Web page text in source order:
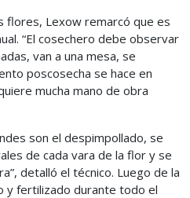
flores, Lexow remarcó que es
“El cosechero debe observar
van a una mesa, se
poscosecha se hace en
mucha mano de obra
son el despimpollado, se
de cada vara de la flor y se
detalló el técnico. Luego de la
y fertilizado durante todo el